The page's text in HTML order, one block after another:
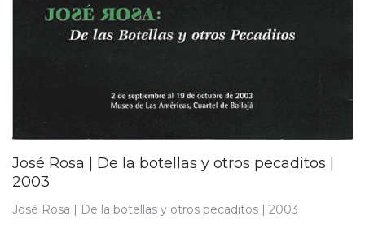
José Rosa | De la botellas y otros pecaditos |
2003
José Rosa | De la botellas y otros pecaditos | 2003